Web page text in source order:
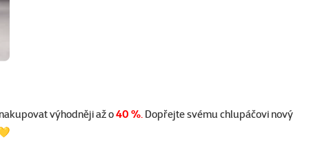
výhodněji až o40 %.Dopřejte svému chlupáčovi nový